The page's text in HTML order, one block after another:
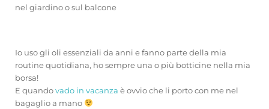
nel giardino o sul balcone
Io uso gli oli essenziali da anni e fanno parte della mia
routine quotidiana, ho sempre una o più botticine nella mia
borsa!
E quandovado in vacanza è ovvio che li porto con me nel
bagaglio a mano